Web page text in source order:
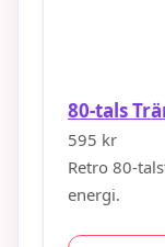
80-tals
595 kr
Retro 80-
energi.